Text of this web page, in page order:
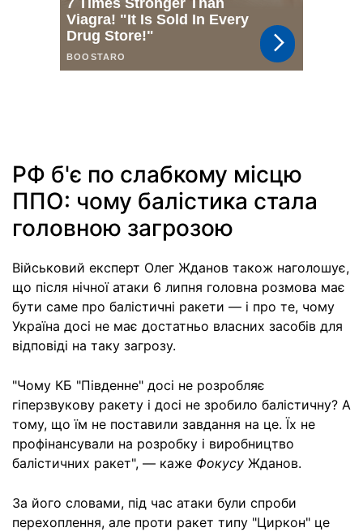
РФ б'є по слабкому місцю
ППО: чому балістика стала
головною загрозою
Військовий експерт Олег Жданов також наголошує,
що після нічної атаки 6 липня головна розмова має
бути саме про балістичні ракети — і про те, чому
Україна досі не має достатньо власних засобів для
відповіді на таку загрозу.
"Чому КБ "Південне" досі не розробляє
гіперзвукову ракету і досі не зробило балістичну? А
тому, що їм не поставили завдання на це. Їх не
профінансували на розробку і виробництво
балістичних ракет", — каже Фокусу Жданов.
За його словами, під час атаки були спроби
перехоплення, але проти ракет типу "Циркон" це